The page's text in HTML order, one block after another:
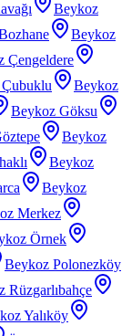
Beykoz
Beykoz
Çengeldere
Beykoz
Beykoz Göksu
Beykoz
Beykoz
Beykoz
Merkez
Örnek
Beykoz Polonezköy
Rüzgarlıbahçe
Yalıköy